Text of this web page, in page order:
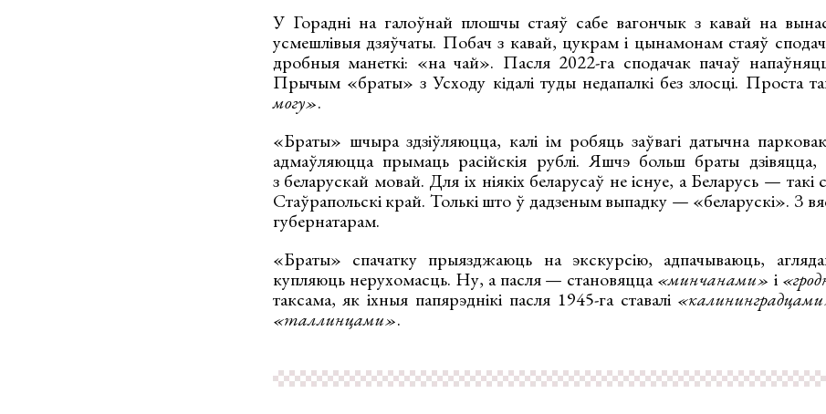
У Горадні на галоўнай плошчы стаяў сабе вагончык з кавай на
усмешлівыя дзяўчаты. Побач з кавай, цукрам і цынамонам стаяў
дробныя манеткі: «на чай». Пасля 2022-га сподачак пачаў
Прычым «браты» з Усходу кідалі туды недапалкі без злосці. Проста
могу».
«Браты» шчыра здзіўляюцца, калі ім робяць заўвагі датычна
адмаўляюцца прымаць расійскія рублі. Яшчэ больш браты дзівяцца,
з беларускай мовай. Для іх ніякіх беларусаў не існуе, а Беларусь — такі
Стаўрапольскі край. Толькі што ў дадзеным выпадку — «беларускі». З
губернатарам.
«Браты» спачатку прыязджаюць на экскурсію, адпачываюць,
купляюць нерухомасць. Ну, а пасля — становяцца«минчанами» і«
таксама, як іхныя папярэднікі пасля 1945-га ставалі
«таллинцами».